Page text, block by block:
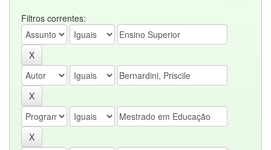
Filtros correntes: